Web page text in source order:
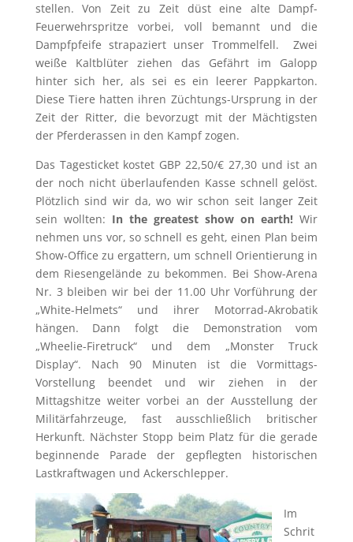
stellen. Von Zeit zu Zeit düst eine alte Dampf-
Feuerwehrspritze vorbei, voll bemannt und die
Dampfpfeife strapaziert unser Trommelfell. Zwei
weiße Kaltblüter ziehen das Gefährt im Galopp
hinter sich her, als sei es ein leerer Pappkarton.
Diese Tiere hatten ihren Züchtungs-Ursprung in der
Zeit der Ritter, die bevorzugt mit der Mächtigsten
der Pferderassen in den Kampf zogen.
Das Tagesticket kostet GBP 22,50/€ 27,30 und ist an
der noch nicht überlaufenden Kasse schnell gelöst.
Plötzlich sind wir da, wo wir schon seit langer Zeit
sein wollten: In the greatest show on earth! Wir
nehmen uns vor, so schnell es geht, einen Plan beim
Show-Office zu ergattern, um schnell Orientierung in
dem Riesengelände zu bekommen. Bei Show-Arena
Nr. 3 bleiben wir bei der 11.00 Uhr Vorführung der
„White-Helmets“ und ihrer Motorrad-Akrobatik
hängen. Dann folgt die Demonstration vom
„Wheelie-Firetruck“ und dem „Monster Truck
Display“. Nach 90 Minuten ist die Vormittags-
Vorstellung beendet und wir ziehen in der
Mittagshitze weiter vorbei an der Ausstellung der
Militärfahrzeuge, fast ausschließlich britischer
Herkunft. Nächster Stopp beim Platz für die gerade
beginnende Parade der gepflegten historischen
Lastkraftwagen und Ackerschlepper.
Im
Schrit